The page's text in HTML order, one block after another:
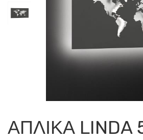
ΑΠΛΙΚΑ LINDA